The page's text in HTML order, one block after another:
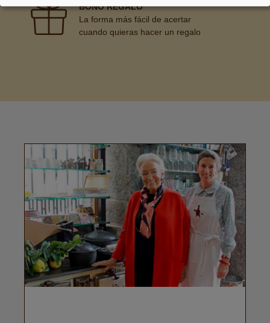
BONO REGALO
La forma más fácil de acertar
cuando quieras hacer un regalo